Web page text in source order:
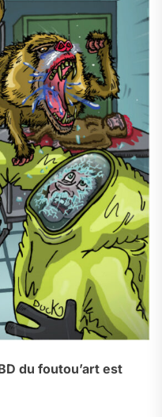
du foutou’art est